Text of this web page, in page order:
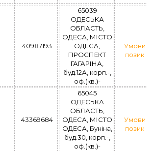
40987193
65039
ОДЕСЬКА
ОБЛАСТЬ,
ОДЕСА, МІСТО
ОДЕСА,
ПРОСПЕКТ
ГАГАРІНА,
буд.12А, корп.-,
оф.(кв.)-
Умови
позик
43369684
65045
ОДЕСЬКА
ОБЛАСТЬ,
ОДЕСА, МІСТО
ОДЕСА, Буніна,
буд.30, корп.-,
оф.(кв.)-
Умови
позик